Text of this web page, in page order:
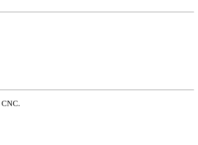
CNC.